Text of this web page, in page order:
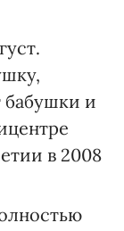
бабушки и
в 2008